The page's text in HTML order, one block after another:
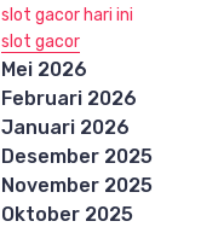
slot gacor hari ini
slot gacor
Mei 2026
Februari 2026
Januari 2026
Desember 2025
November 2025
Oktober 2025